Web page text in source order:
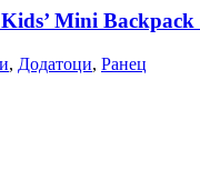
Mini
, Додатоци, Ранец